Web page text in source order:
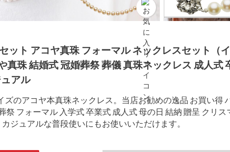
ット アコヤ真珠 フォーマル ネックレスセット（
真珠 結婚式 冠婚葬祭 葬儀 真珠ネックレス 成人式
アル
ズのアコヤ本真珠ネックレス。当店お勧めの逸品 お買い得
祭 フォーマル 入学式 卒業式 成人式 母の日 結納 贈呈 クリ
ジュアルな普段使いにもお使いいただけます。